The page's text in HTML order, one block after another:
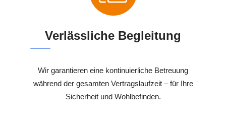
Verlässliche Begleitung
Wir garantieren eine kontinuierliche Betreuung
während der gesamten Vertragslaufzeit – für Ihre
Sicherheit und Wohlbefinden.